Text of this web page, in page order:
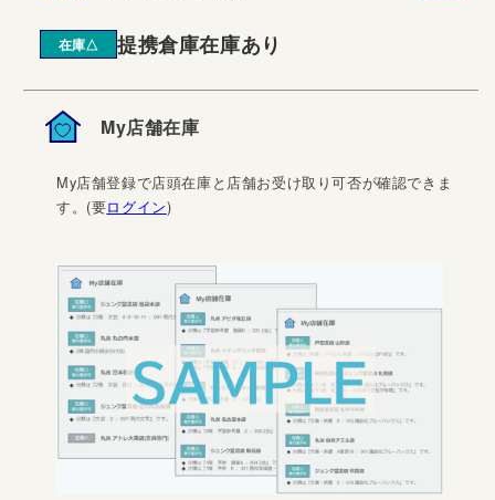
在庫△ 提携倉庫在庫あり
My店舗在庫
My店舗登録で店頭在庫と店舗お受け取り可否が確認できま
す。(要ログイン)